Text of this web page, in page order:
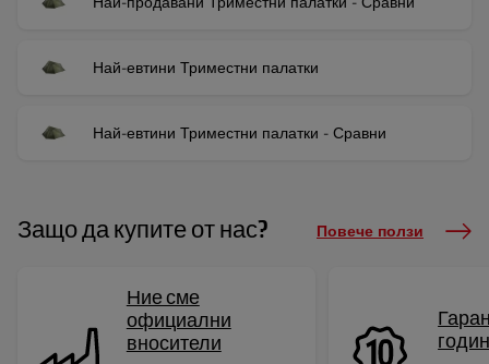
Най-евтини Триместни палатки
Най-евтини Триместни палатки - Сравни
Защо да купите от нас? Повече ползи
Ние сме
официални
вносители